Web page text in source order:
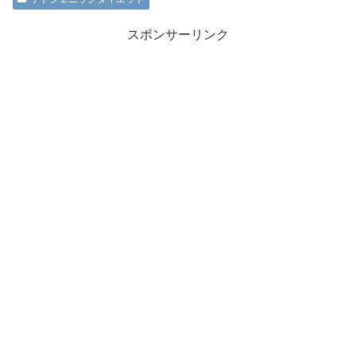
スポンサーリンク